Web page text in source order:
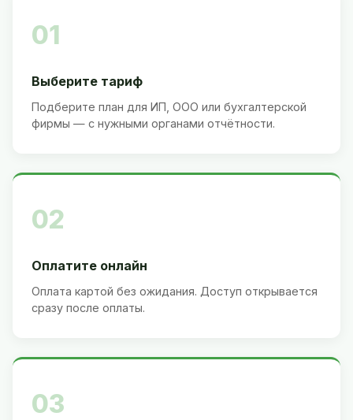
01
Выберите тариф
Подберите план для ИП, ООО или бухгалтерской
фирмы — с нужными органами отчётности.
02
Оплатите онлайн
Оплата картой без ожидания. Доступ открывается
сразу после оплаты.
03